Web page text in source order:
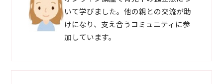
いて学びました。他の親との交流が助
けになり、支え合うコミュニティに参
加しています。